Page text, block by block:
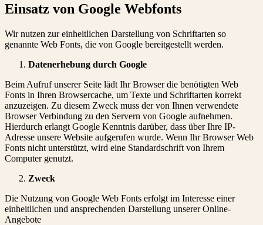
Einsatz von Google Webfonts
Wir nutzen zur einheitlichen Darstellung von Schriftarten so
genannte Web Fonts, die von Google bereitgestellt werden.
Datenerhebung durch Google
Beim Aufruf unserer Seite lädt Ihr Browser die benötigten Web
Fonts in Ihren Browsercache, um Texte und Schriftarten korrekt
anzuzeigen. Zu diesem Zweck muss der von Ihnen verwendete
Browser Verbindung zu den Servern von Google aufnehmen.
Hierdurch erlangt Google Kenntnis darüber, dass über Ihre IP-
Adresse unsere Website aufgerufen wurde. Wenn Ihr Browser Web
Fonts nicht unterstützt, wird eine Standardschrift von Ihrem
Computer genutzt.
Zweck
Die Nutzung von Google Web Fonts erfolgt im Interesse einer
einheitlichen und ansprechenden Darstellung unserer Online-
Angebote